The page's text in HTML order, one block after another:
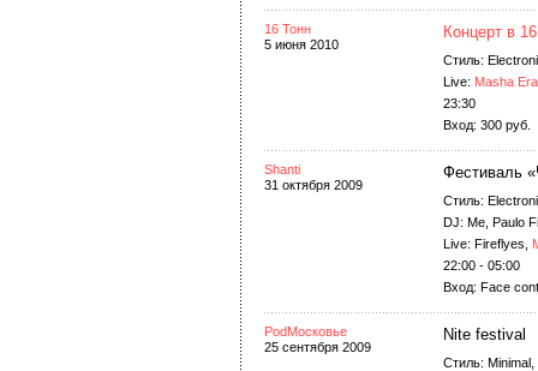
16 Тонн
5 июня 2010
Концерт в
Стиль:
Live: Masha Era
23:30
Вход: 300 руб.
Shanti
31 октября 2009
Фестиваль
Стиль:
DJ: Me, Paulo
Live: Fireflyes,
22:00 - 05:00
Вход: Face
PodМосковье
25 сентября 2009
Nite festival
Стиль: Minimal,